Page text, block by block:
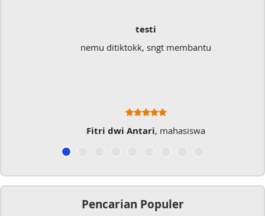
testi
nemu ditiktokk, sngt membantu
Fitri dwi Antari, mahasiswa
Pencarian Populer